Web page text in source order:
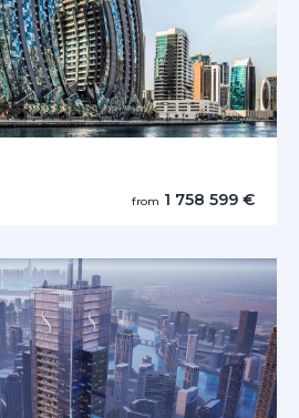
from 1 758 599 €